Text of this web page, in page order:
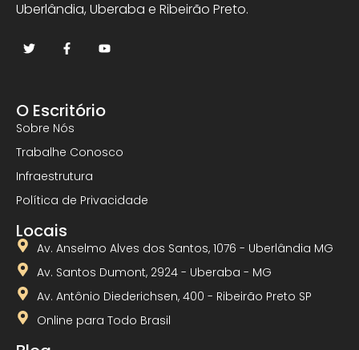
Uberlândia, Uberaba e Ribeirão Preto.
O Escritório
Sobre Nós
Trabalhe Conosco
Infraestrutura
Política de Privacidade
Locais
Av. Anselmo Alves dos Santos, 1076 - Uberlândia MG
Av. Santos Dumont, 2924 - Uberaba - MG
Av. Antônio Diederichsen, 400 - Ribeirão Preto SP
Online para Todo Brasil